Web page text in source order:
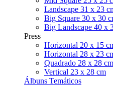
Landscape 31 x 23
Big Square 30 x 30
Big Landscape 40 x
Press
Horizontal 20 x 15
Horizontal 28 x 23
Quadrado 28 x 28 cm
Vertical 23 x 28 cm
Álbuns Temáticos